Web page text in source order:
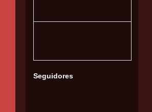
Seguidores